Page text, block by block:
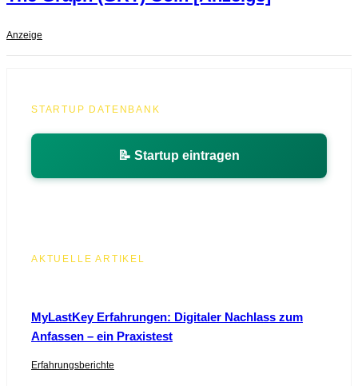
Anzeige
STARTUP DATENBANK
📝 Startup eintragen
AKTUELLE ARTIKEL
MyLastKey Erfahrungen: Digitaler Nachlass zum
Anfassen – ein Praxistest
Erfahrungsberichte